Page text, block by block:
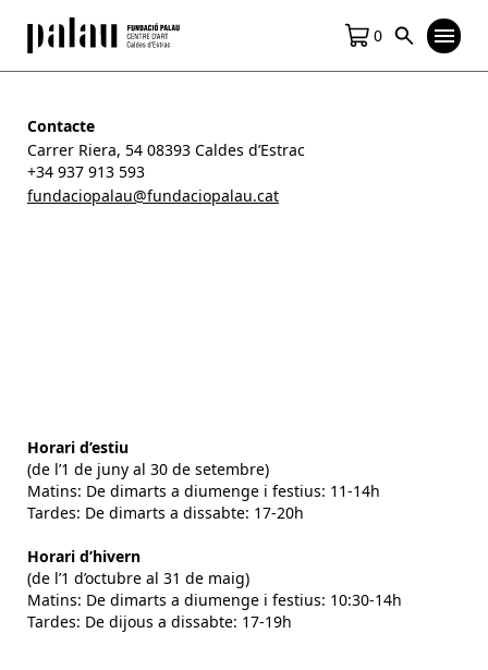
0
Contacte
Carrer Riera, 54 08393 Caldes d’Estrac
+34 937 913 593
fundaciopalau@fundaciopalau.cat
Horari d’estiu
(de l’1 de juny al 30 de setembre)
Matins: De dimarts a diumenge i festius: 11-14h
Tardes: De dimarts a dissabte: 17-20h
Horari d’hivern
(de l’1 d’octubre al 31 de maig)
Matins: De dimarts a diumenge i festius: 10:30-14h
Tardes: De dijous a dissabte: 17-19h